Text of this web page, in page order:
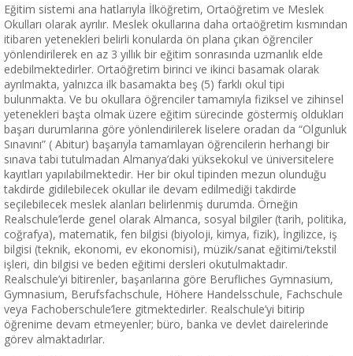
Eğitim sistemi ana hatlarıyla İlköğretim, Ortaöğretim ve Meslek
Okulları olarak ayrılır. Meslek okullarına daha ortaöğretim kısmından
itibaren yetenekleri belirli konularda ön plana çıkan öğrenciler
yönlendirilerek en az 3 yıllık bir eğitim sonrasında uzmanlık elde
edebilmektedirler. Ortaöğretim birinci ve ikinci basamak olarak
ayrılmakta, yalnızca ilk basamakta beş (5) farklı okul tipi
bulunmakta. Ve bu okullara öğrenciler tamamıyla fiziksel ve zihinsel
yetenekleri başta olmak üzere eğitim sürecinde göstermiş oldukları
başarı durumlarına göre yönlendirilerek liselere oradan da “Olgunluk
Sınavını” ( Abitur) başarıyla tamamlayan öğrencilerin herhangi bir
sınava tabi tutulmadan Almanya’daki yüksekokul ve üniversitelere
kayıtları yapılabilmektedir. Her bir okul tipinden mezun olunduğu
takdirde gidilebilecek okullar ile devam edilmediği takdirde
seçilebilecek meslek alanları belirlenmiş durumda. Örneğin
Realschule’lerde genel olarak Almanca, sosyal bilgiler (tarih, politika,
coğrafya), matematik, fen bilgisi (biyoloji, kimya, fizik), İngilizce, iş
bilgisi (teknik, ekonomi, ev ekonomisi), müzik/sanat eğitimi/tekstil
işleri, din bilgisi ve beden eğitimi dersleri okutulmaktadır.
Realschule’yi bitirenler, başarılarına göre Berufliches Gymnasium,
Gymnasium, Berufsfachschule, Höhere Handelsschule, Fachschule
veya Fachoberschule’lere gitmektedirler. Realschule’yi bitirip
öğrenime devam etmeyenler; büro, banka ve devlet dairelerinde
görev almaktadırlar.